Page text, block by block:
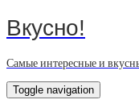
Вкусно!
Самые интересные и
Toggle navigation